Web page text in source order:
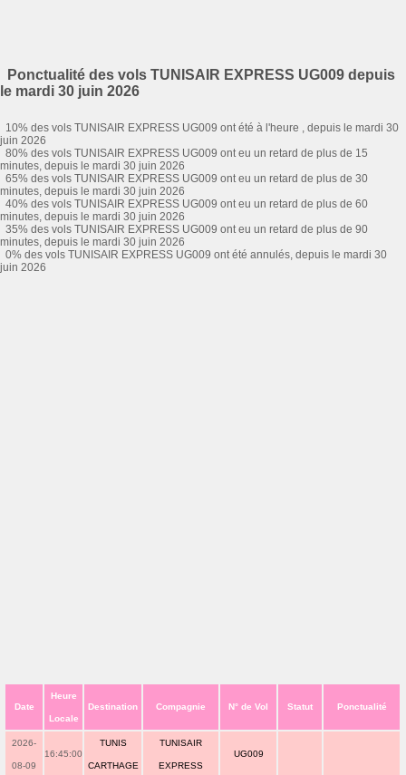
Ponctualité des vols TUNISAIR EXPRESS UG009 depuis
le mardi 30 juin 2026
10% des vols TUNISAIR EXPRESS UG009 ont été à l'heure , depuis le mardi 30
juin 2026
80% des vols TUNISAIR EXPRESS UG009 ont eu un retard de plus de 15
minutes, depuis le mardi 30 juin 2026
65% des vols TUNISAIR EXPRESS UG009 ont eu un retard de plus de 30
minutes, depuis le mardi 30 juin 2026
40% des vols TUNISAIR EXPRESS UG009 ont eu un retard de plus de 60
minutes, depuis le mardi 30 juin 2026
35% des vols TUNISAIR EXPRESS UG009 ont eu un retard de plus de 90
minutes, depuis le mardi 30 juin 2026
0% des vols TUNISAIR EXPRESS UG009 ont été annulés, depuis le mardi 30
juin 2026
Date
Heure
Locale
Destination Compagnie N° de Vol Statut Ponctualité
2026-
08-09
16:45:00
TUNIS
CARTHAGE
TUNISAIR
EXPRESS
UG009